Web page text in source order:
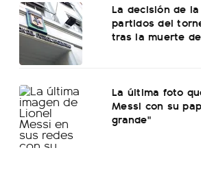
La decisión de
partidos del
tras la muerte
La última foto
Messi con su
grande"